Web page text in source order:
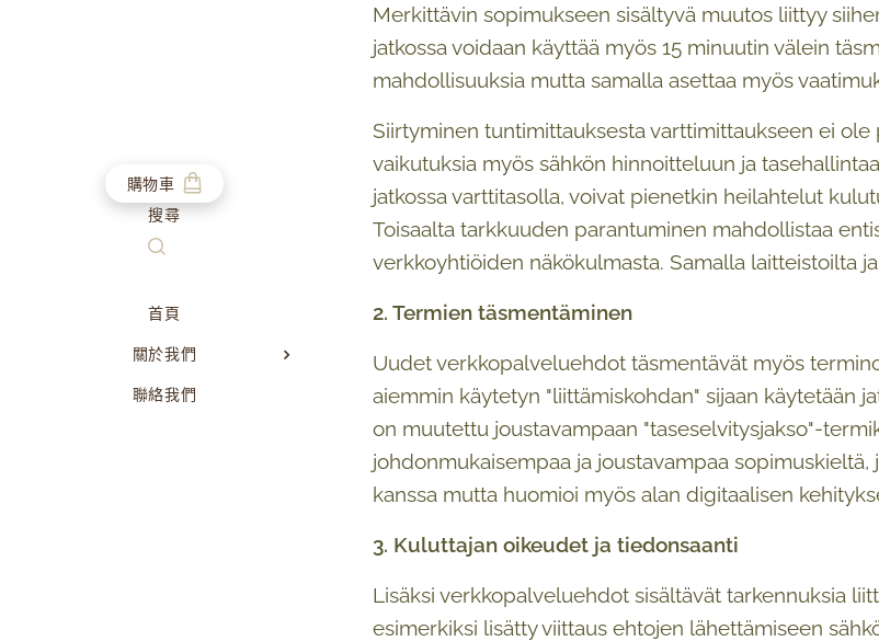
購物車
搜尋
首頁
關於我們
聯絡我們
Merkittävin sopimukseen sisältyvä muutos liittyy
jatkossa voidaan käyttää myös 15 minuutin välein
mahdollisuuksia mutta samalla asettaa myös
Siirtyminen tuntimittauksesta varttimittaukseen ei
vaikutuksia myös sähkön hinnoitteluun ja
jatkossa varttitasolla, voivat pienetkin heilahtelut
Toisaalta tarkkuuden parantuminen mahdollistaa
verkkoyhtiöiden näkökulmasta. Samalla laitteistoilta
2. Termien täsmentäminen
Uudet verkkopalveluehdot täsmentävät myös
aiemmin käytetyn "liittämiskohdan" sijaan käytetään
on muutettu joustavampaan "taseselvitysjakso"-
johdonmukaisempaa ja joustavampaa
kanssa mutta huomioi myös alan digitaalisen
3. Kuluttajan oikeudet ja tiedonsaanti
Lisäksi verkkopalveluehdot sisältävät tarkennuksia
esimerkiksi lisätty viittaus ehtojen lähettämiseen